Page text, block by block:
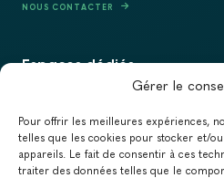
Gérer le
Pour offrir les meilleures expériences,
telles que les cookies pour stocker et/
appareils. Le fait de consentir à ces
traiter des données telles que le
NOUS CONTACTER
Espaces dédiés
RECRUTEMENT
ACTUALITÉS